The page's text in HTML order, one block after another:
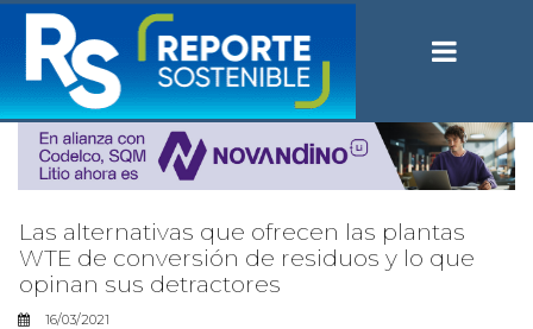
Las alternativas que ofrecen las plantas
WTE de conversión de residuos y lo que
opinan sus detractores
16/03/2021